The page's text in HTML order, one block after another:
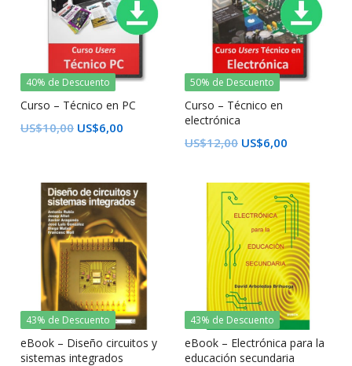
40% de Descuento
Curso – Técnico en PC
US$10,00 US$6,00
50% de Descuento
Curso – Técnico en
electrónica
US$12,00 US$6,00
43% de Descuento
eBook – Diseño circuitos y
sistemas integrados
43% de Descuento
eBook – Electrónica para la
educación secundaria